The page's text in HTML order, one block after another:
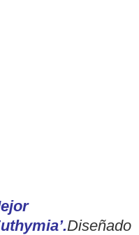
Diseñado